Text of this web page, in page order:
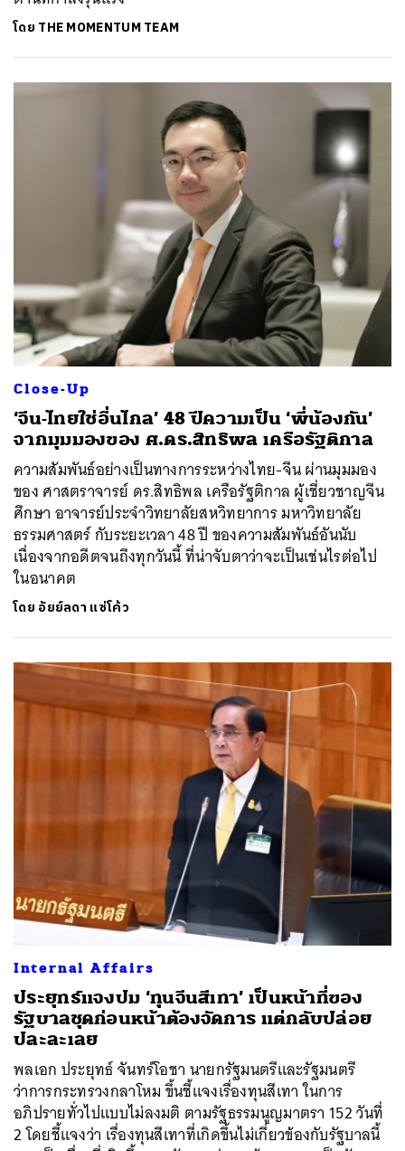
โดย THE MOMENTUM TEAM
Close-Up
‘จีน-ไทยใช่อื่นไกล’ 48 ปีความเป็น ‘พี่น้องกัน’
จากมุมมองของ ศ.ดร.สิทธิพล เครือรัฐติกาล
ความสัมพันธ์อย่างเป็นทางการระหว่างไทย-จีน ผ่านมุมมอง
ของ ศาสตราจารย์ ดร.สิทธิพล เครือรัฐติกาล ผู้เชี่ยวชาญจีน
ศึกษา อาจารย์ประจำวิทยาลัยสหวิทยาการ มหาวิทยาลัย
ธรรมศาสตร์ กับระยะเวลา 48 ปี ของความสัมพันธ์อันนับ
เนื่องจากอดีตจนถึงทุกวันนี้ ที่น่าจับตาว่าจะเป็นเช่นไรต่อไป
ในอนาคต
โดย อัยย์ลดา แซ่โค้ว
Internal Affairs
ประยุทธ์แจงปม ‘ทุนจีนสีเทา’ เป็นหน้าที่ของ
รัฐบาลชุดก่อนหน้าต้องจัดการ แต่กลับปล่อย
ปละละเลย
พลเอก ประยุทธ์ จันทร์โอชา นายกรัฐมนตรีและรัฐมนตรี
ว่าการกระทรวงกลาโหม ขึ้นชี้แจงเรื่องทุนสีเทา ในการ
อภิปรายทั่วไปแบบไม่ลงมติ ตามรัฐธรรมนูญมาตรา 152 วันที่
2 โดยชี้แจงว่า เรื่องทุนสีเทาที่เกิดขึ้นไม่เกี่ยวข้องกับรัฐบาลนี้